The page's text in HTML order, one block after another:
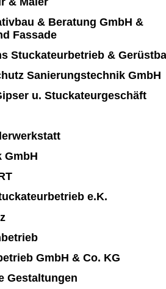
& Beratung GmbH &
Fassade
Stuckateurbetrieb &
Sanierungstechnik GmbH
u. Stuckateurgeschäft
GmbH
e.K.
GmbH & Co. KG
Gestaltungen